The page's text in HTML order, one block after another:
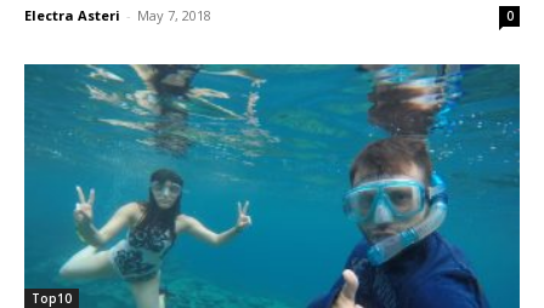
Electra Asteri - May 7, 2018 0
Top10